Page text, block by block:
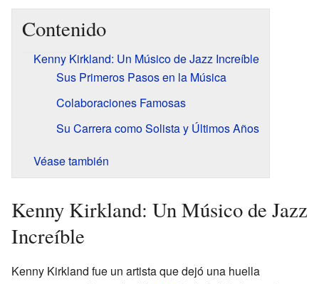
Contenido
Kenny Kirkland: Un Músico de Jazz Increíble
Sus Primeros Pasos en la Música
Colaboraciones Famosas
Su Carrera como Solista y Últimos Años
Véase también
Kenny Kirkland: Un Músico de Jazz
Increíble
Kenny Kirkland fue un artista que dejó una huella